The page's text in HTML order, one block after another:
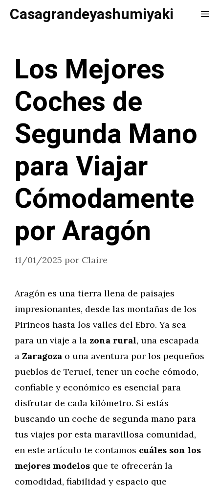
SaltarCasagrandeyashumiyaki
Los Mejores
Coches de
Segunda Mano
para Viajar
Cómodamente
por Aragón
11/01/2025 por Claire
Aragón es una tierra llena de paisajes
impresionantes, desde las montañas de los
Pirineos hasta los valles del Ebro. Ya sea
para un viaje a la zona rural, una escapada
a Zaragoza o una aventura por los pequeños
pueblos de Teruel, tener un coche cómodo,
confiable y económico es esencial para
disfrutar de cada kilómetro. Si estás
buscando un coche de segunda mano para
tus viajes por esta maravillosa comunidad,
en este artículo te contamos cuáles son los
mejores modelos que te ofrecerán la
comodidad, fiabilidad y espacio que